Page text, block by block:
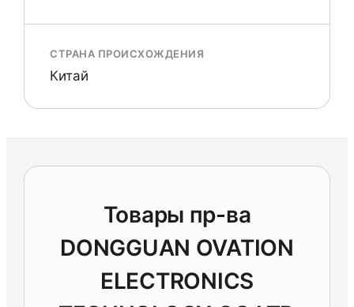
СТРАНА ПРОИСХОЖДЕНИЯ
Китай
Товары пр-ва
DONGGUAN OVATION
ELECTRONICS